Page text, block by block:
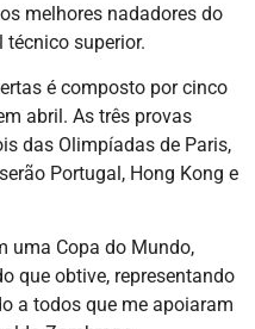
melhores nadadores do
superior.
é composto por cinco
abril. As três provas
das Olimpíadas de Paris,
Portugal, Hong Kong e
uma Copa do Mundo,
que obtive, representando
a todos que me apoiaram